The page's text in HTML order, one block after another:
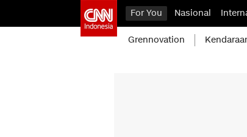
For You Nasional
Grennovation